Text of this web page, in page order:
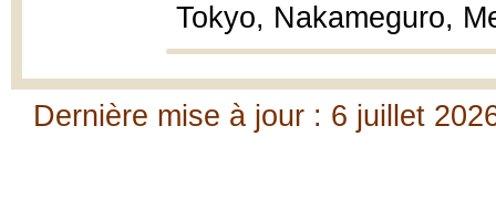
Tokyo, Nakameguro,
Dernière mise à jour : 6 juillet